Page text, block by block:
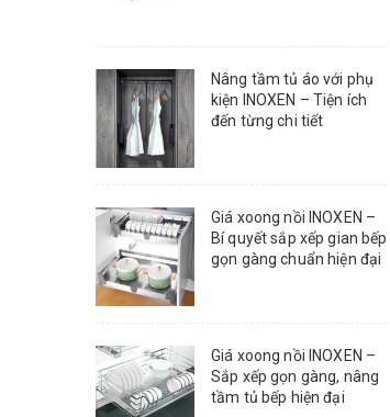
Nâng tầm tủ áo với phụ
kiện INOXEN – Tiện ích
đến từng chi tiết
Giá xoong nồi INOXEN –
Bí quyết sắp xếp gian bếp
gọn gàng chuẩn hiện đại
Giá xoong nồi INOXEN –
Sắp xếp gọn gàng, nâng
tầm tủ bếp hiện đại